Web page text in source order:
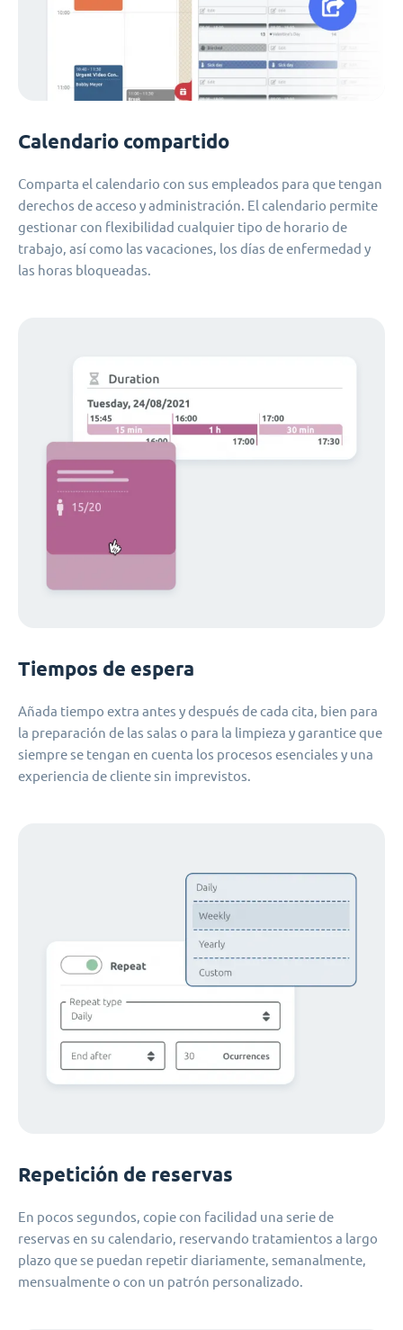
Calendario compartido
Comparta el calendario con sus empleados para que tengan
derechos de acceso y administración. El calendario permite
gestionar con flexibilidad cualquier tipo de horario de
trabajo, así como las vacaciones, los días de enfermedad y
las horas bloqueadas.
Tiempos de espera
Añada tiempo extra antes y después de cada cita, bien para
la preparación de las salas o para la limpieza y garantice que
siempre se tengan en cuenta los procesos esenciales y una
experiencia de cliente sin imprevistos.
Repetición de reservas
En pocos segundos, copie con facilidad una serie de
reservas en su calendario, reservando tratamientos a largo
plazo que se puedan repetir diariamente, semanalmente,
mensualmente o con un patrón personalizado.